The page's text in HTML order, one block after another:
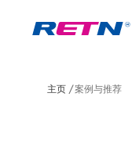
主页 案例与推荐